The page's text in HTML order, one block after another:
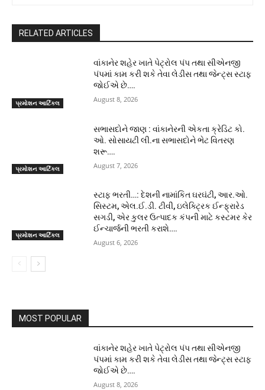
RELATED ARTICLES
પ્રમોશન આર્ટિકલ
વાંકાનેર શહેર ખાતે પેટ્રોલ પંપ તથા સીએનજી
પંપમાં કામ કરી શકે તેવા લેડીસ તથા જેન્ટ્સ સ્ટાફ
જોઈએ છે….
August 8, 2026
પ્રમોશન આર્ટિકલ
સભાસદોને જાણ : વાંકાનેરની એકતા ક્રેડિટ કો.
ઓ. સોસાયટી લી.ના સભાસદોને ભેટ વિતરણ
શરૂ….
August 7, 2026
પ્રમોશન આર્ટિકલ
સ્ટાફ ભરતી…: દેશની નામાંકિત ઘરઘંટી, આર.ઓ.
સિસ્ટમ, એલ.ઈ.ડી. ટીવી, ઇલેક્ટ્રિક ઈન્ફ્રારેડ
સગડી, એર કુલર ઉત્પાદક કંપની માટે કસ્ટમર કેર
ઈન્ચાર્જની ભરતી કરાશે….
August 6, 2026
MOST POPULAR
વાંકાનેર શહેર ખાતે પેટ્રોલ પંપ તથા સીએનજી
પંપમાં કામ કરી શકે તેવા લેડીસ તથા જેન્ટ્સ સ્ટાફ
જોઈએ છે….
August 8, 2026